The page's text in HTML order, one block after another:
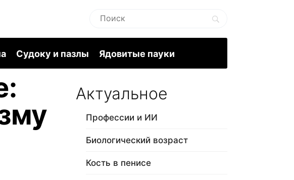
Судоку и пазлы Ядовитые пауки
Актуальное
Профессии и ИИ
Биологический возраст
Кость в пенисе